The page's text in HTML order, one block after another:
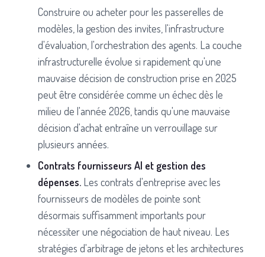
Construire ou acheter pour les passerelles de
modèles, la gestion des invites, l'infrastructure
d'évaluation, l'orchestration des agents. La couche
infrastructurelle évolue si rapidement qu'une
mauvaise décision de construction prise en 2025
peut être considérée comme un échec dès le
milieu de l'année 2026, tandis qu'une mauvaise
décision d'achat entraîne un verrouillage sur
plusieurs années.
Contrats fournisseurs AI et gestion des
dépenses. Les contrats d'entreprise avec les
fournisseurs de modèles de pointe sont
désormais suffisamment importants pour
nécessiter une négociation de haut niveau. Les
stratégies d'arbitrage de jetons et les architectures